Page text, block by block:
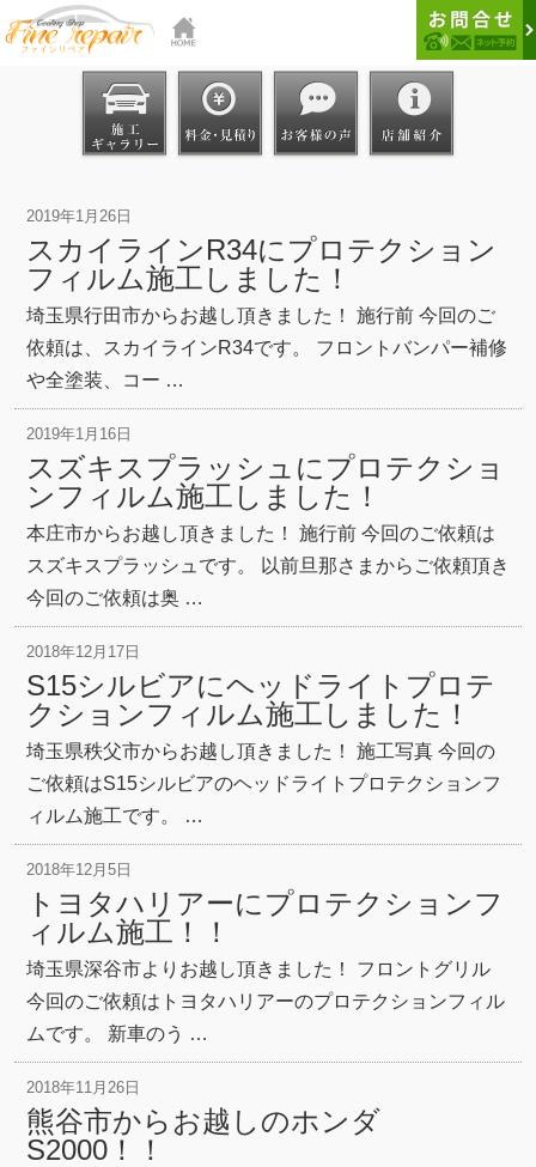
2019年1月26日
スカイラインR34にプロテクション
フィルム施工しました！
埼玉県行田市からお越し頂きました！ 施行前 今回のご
依頼は、スカイラインR34です。 フロントバンパー補修
や全塗装、コー …
2019年1月16日
スズキスプラッシュにプロテクショ
ンフィルム施工しました！
本庄市からお越し頂きました！ 施行前 今回のご依頼は
スズキスプラッシュです。 以前旦那さまからご依頼頂き
今回のご依頼は奥 …
2018年12月17日
S15シルビアにヘッドライトプロテ
クションフィルム施工しました！
埼玉県秩父市からお越し頂きました！ 施工写真 今回の
ご依頼はS15シルビアのヘッドライトプロテクションフ
ィルム施工です。 …
2018年12月5日
トヨタハリアーにプロテクションフ
ィルム施工！！
埼玉県深谷市よりお越し頂きました！ フロントグリル
今回のご依頼はトヨタハリアーのプロテクションフィル
ムです。 新車のう …
2018年11月26日
熊谷市からお越しのホンダ
S2000！！